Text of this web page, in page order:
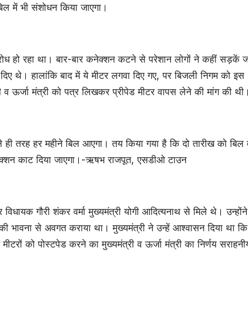
में भी संशोधन किया जाएगा।
हो रहा था। बार-बार कनेक्शन कटने से परेशान लोगों ने कहीं सड़कें
थे। हालांकि बाद में ये मीटर लगवा दिए गए, पर बिजली निगम को इस
ऊर्जा मंत्री को पत्र लिखकर प्रीपेड मीटर वापस लेने की मांग की थी।
तरह हर महीने बिल आएगा। तय किया गया है कि दो तारीख को बिल
काट दिया जाएगा।-ऋषभ राजपूत, एसडीओ टाउन
गौरी शंकर वर्मा मुख्यमंत्री योगी आदित्यनाथ से मिले थे। उन्होंने
भावना से अवगत कराया था। मुख्यमंत्री ने उन्हें आश्वासन दिया था
को पोस्टपेड करने का मुख्यमंत्री व ऊर्जा मंत्री का निर्णय